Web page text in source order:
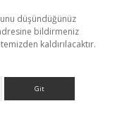
düşündüğünüz
bildirmeniz
kaldırılacaktır.